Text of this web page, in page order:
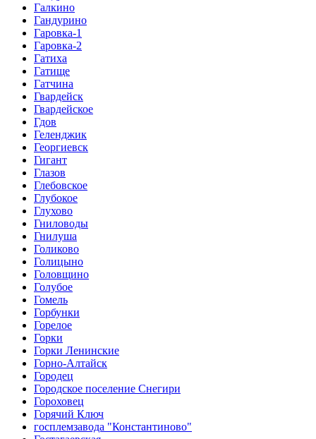
Галкино
Гандурино
Гаровка-1
Гаровка-2
Гатиха
Гатище
Гатчина
Гвардейск
Гвардейское
Гдов
Геленджик
Георгиевск
Гигант
Глазов
Глебовское
Глубокое
Глухово
Гниловоды
Гнилуша
Голиково
Голицыно
Головщино
Голубое
Гомель
Горбунки
Горелое
Горки
Горки Ленинские
Горно-Алтайск
Городец
Городское поселение Снегири
Гороховец
Горячий Ключ
госплемзавода "Константиново"